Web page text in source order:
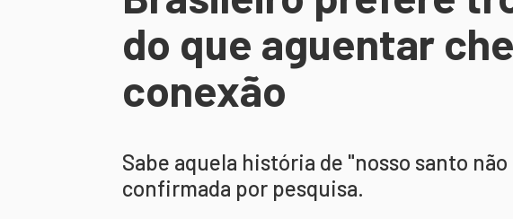
do que aguentar
conexão
Sabe aquela história de "nosso santo
confirmada por pesquisa.